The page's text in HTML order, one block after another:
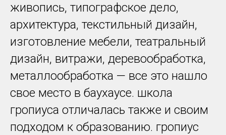
живопись, типографское дело,
архитектура, текстильный дизайн,
изготовление мебели, театральный
дизайн, витражи, деревообработка,
металлообработка — все это нашло
свое место в баухаусе. школа
гропиуса отличалась также и своим
подходом к образованию. гропиус